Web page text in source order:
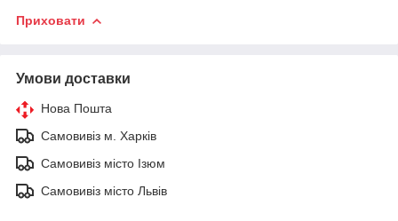
Приховати
Умови доставки
Нова Пошта
Самовивіз м. Харків
Самовивіз місто Ізюм
Самовивіз місто Львів